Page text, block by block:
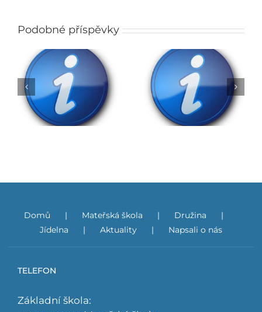
Podobné příspěvky
Rozhodnutí o přijetí
do ZŠ na školní rok
2026/2027
Obědy do škol
Domů Mateřská škola
Družina
Jídelna
Aktuality Napsali o nás
TELEFON
Základní škola: